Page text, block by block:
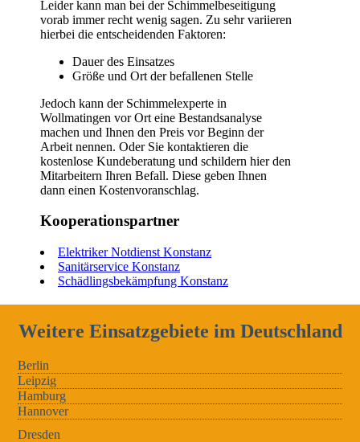
Leider kann man bei der Schimmelbeseitigung
vorab immer recht wenig sagen. Zu sehr variieren
hierbei die entscheidenden Faktoren:
Dauer des Einsatzes
Größe und Ort der befallenen Stelle
Jedoch kann der Schimmelexperte in
Wollmatingen vor Ort eine Bestandsanalyse
machen und Ihnen den Preis vor Beginn der
Arbeit nennen. Oder Sie kontaktieren die
kostenlose Kundeberatung und schildern hier den
Mitarbeitern Ihren Befall. Diese geben Ihnen
dann einen Kostenvoranschlag.
Kooperationspartner
Elektriker Notdienst Konstanz
Sanitärservice Konstanz
Schädlingsbekämpfung Konstanz
Weitere Einsatzgebiete im Deutschland
Berlin
Leipzig
Hamburg
Hannover
Dresden